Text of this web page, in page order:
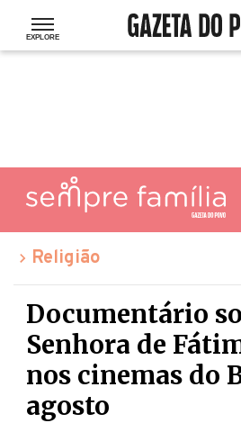
Religião
Documentário
Senhora de
nos cinemas do
agosto